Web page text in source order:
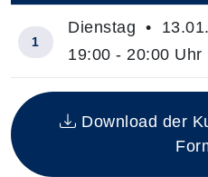
Insgesamt gibt es 1
1
Dienstag •
19:00 - 20:00 Uhr
Download der